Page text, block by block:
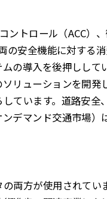
トロール（ACC）
の安全機能に対する
の導入を後押しして
リューションを開発
ています。道路安全
デマンド交通市場）
両方が使用されてい